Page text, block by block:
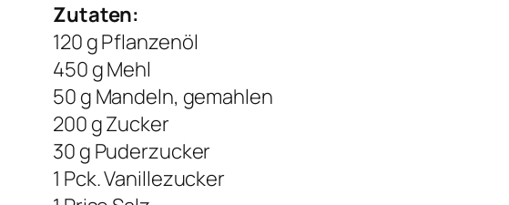
Zutaten:
120 g Pflanzenöl
450 g Mehl
50 g Mandeln, gemahlen
200 g Zucker
30 g Puderzucker
1 Pck. Vanillezucker